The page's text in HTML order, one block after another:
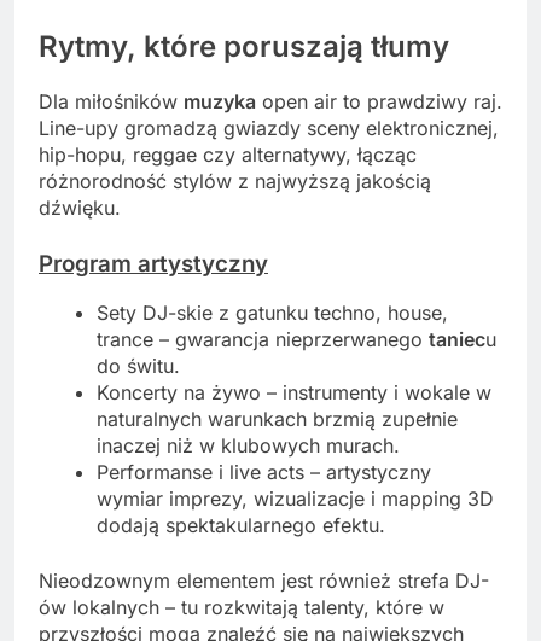
Rytmy, które poruszają tłumy
Dla miłośników muzyka open air to prawdziwy raj.
Line-upy gromadzą gwiazdy sceny elektronicznej,
hip-hopu, reggae czy alternatywy, łącząc
różnorodność stylów z najwyższą jakością
dźwięku.
Program artystyczny
Sety DJ-skie z gatunku techno, house,
trance – gwarancja nieprzerwanego taniecu
do świtu.
Koncerty na żywo – instrumenty i wokale w
naturalnych warunkach brzmią zupełnie
inaczej niż w klubowych murach.
Performanse i live acts – artystyczny
wymiar imprezy, wizualizacje i mapping 3D
dodają spektakularnego efektu.
Nieodzownym elementem jest również strefa DJ-
ów lokalnych – tu rozkwitają talenty, które w
przyszłości mogą znaleźć się na największych